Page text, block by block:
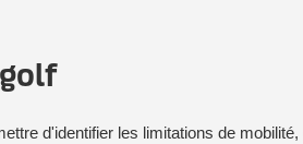
d'identifier les limitations de